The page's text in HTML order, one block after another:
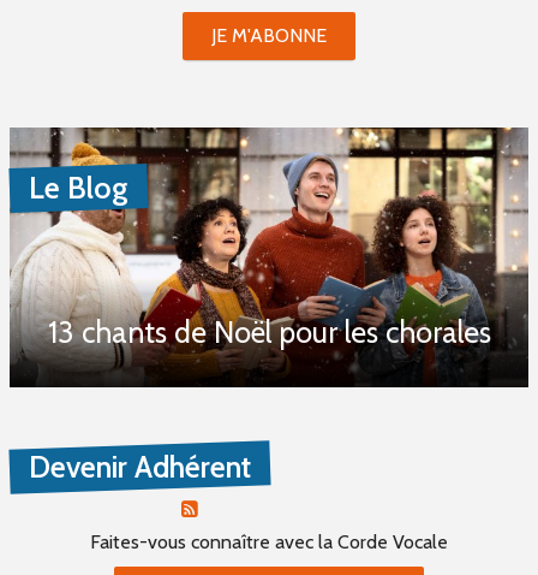
Mot(s) clé(s)
Plusieurs mots clé possibles
PROPOSER UN ÉVÈNEMENT
JE M'ABONNE
Le Blog
13 chants de Noël pour les chorales
Devenir Adhérent
Faites-vous connaître avec la Corde Vocale